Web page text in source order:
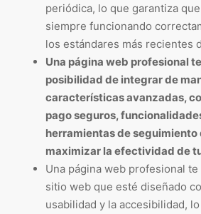
periódica, lo que garantiza
siempre funcionando
los estándares más recientes
Una página web profesional
posibilidad de integrar de
características avanzadas,
pago seguros,
herramientas de seguimiento
maximizar la efectividad de
Una página web profesional
sitio web que esté diseñado
usabilidad y la accesibilidad,